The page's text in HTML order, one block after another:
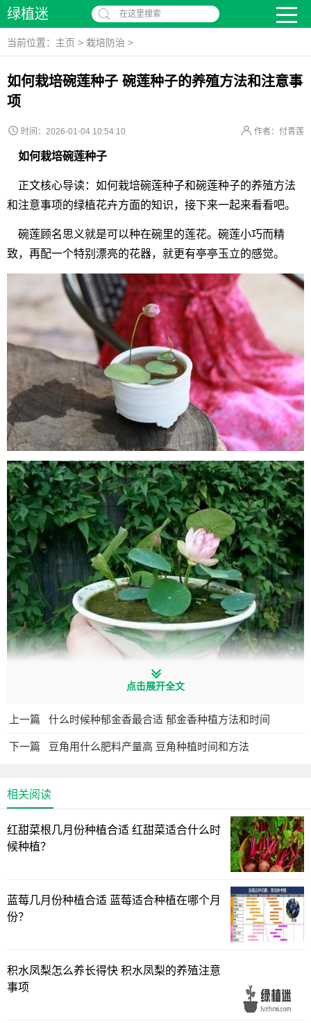
绿植迷 在这里搜索
当前位置： 主页 > 栽培防治 >
如何栽培碗莲种子 碗莲种子的养殖方法和注意事
项
时间：2026-01-04 10:54:10 作者：付青莲
如何栽培碗莲种子
正文核心导读：如何栽培碗莲种子和碗莲种子的养殖方法
和注意事项的绿植花卉方面的知识，接下来一起来看看吧。
碗莲顾名思义就是可以种在碗里的莲花。碗莲小巧而精
致，再配一个特别漂亮的花器，就更有亭亭玉立的感觉。
在碗莲种植的季节，很多朋友会从网上购买种子。
点击展开全文
上一篇 什么时候种郁金香最合适 郁金香种植方法和时间
下一篇 豆角用什么肥料产量高 豆角种植时间和方法
相关阅读
红甜菜根几月份种植合适 红甜菜适合什么时
候种植？
蓝莓几月份种植合适 蓝莓适合种植在哪个月
份？
积水凤梨怎么养长得快 积水凤梨的养殖注意
事项